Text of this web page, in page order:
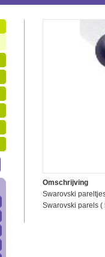
Omschrijving
Swarovski
Swarovski parels (